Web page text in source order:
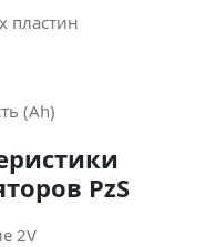
пластин
(Ah)
PzS
2V